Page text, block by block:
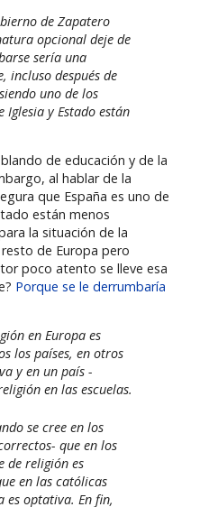
de Zapatero
opcional deje de
sería una
incluso después de
uno de los
Iglesia y Estado están
de educación y de la
al hablar de la
que España es uno de
están menos
la situación de la
de Europa pero
poco atento se lleve esa
Porque se le derrumbaría
en Europa es
los países, en otros
y en un país -
en las escuelas.
se cree en los
que en los
de religión es
en las católicas
optativa. En fin,